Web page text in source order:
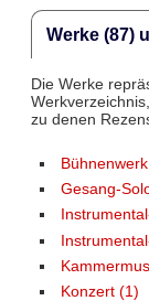
Werke (87)
Die Werke
zu denen
Gesang-
Konzert (1)